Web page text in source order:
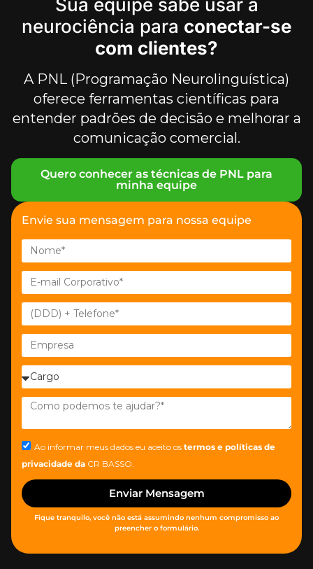
Sua equipe sabe usar a
neurociência para conectar-se
com clientes?
A PNL (Programação Neurolinguística)
oferece ferramentas científicas para
entender padrões de decisão e melhorar a
comunicação comercial.
Quero conhecer as técnicas de PNL para
minha equipe
Envie sua mensagem para nossa equipe
Ao informar meus dados eu aceito os termos e políticas de
privacidade da CR BASSO.
Enviar Mensagem
Fique tranquilo, você não está assumindo nenhum compromisso ao
preencher o formulário.